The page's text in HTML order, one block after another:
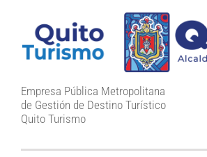
Empresa Pública Metropolitana
de Gestión de Destino Turístico
Quito Turismo